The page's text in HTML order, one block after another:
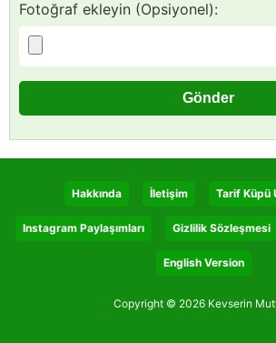
Fotoğraf ekleyin (Opsiyonel):
Hakkında İletişim Tarif Küpü
Instagram Paylaşımları Gizlilik Sözleşmesi
English Version
Copyright © 2026 Kevserin